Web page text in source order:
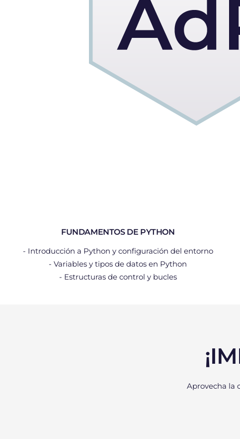
FUNDAMENTOS DE PYTHON
- Introducción a Python y configuración del entorno
- Variables y tipos de datos en Python
- Estructuras de control y bucles
Aprovecha la